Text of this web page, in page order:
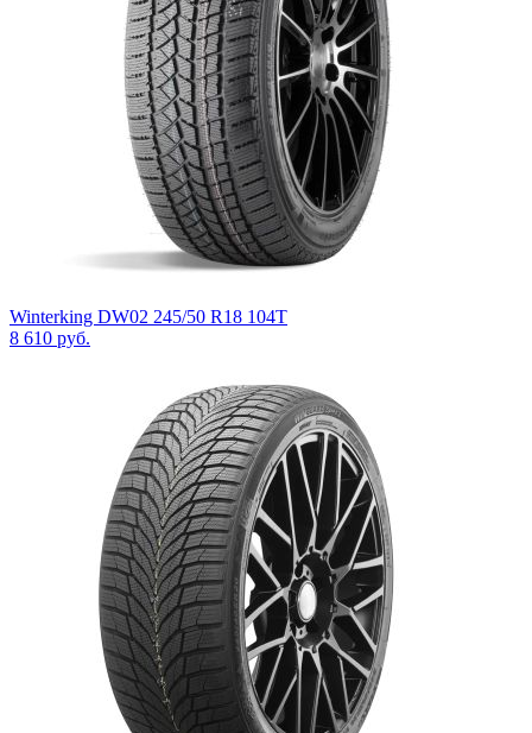
Winterking DW02 245/50 R18 104T
8 610 руб.